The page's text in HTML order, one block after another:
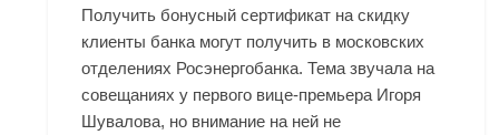
Получить бонусный сертификат на скидку
клиенты банка могут получить в московских
отделениях Росэнергобанка. Тема звучала на
совещаниях у первого вице-премьера Игоря
Шувалова, но внимание на ней не